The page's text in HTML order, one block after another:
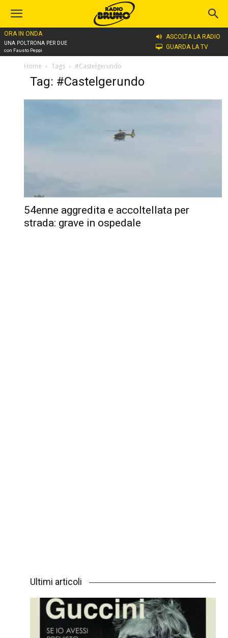
ORA IN ONDA
UNA POLTRONA PER DUE
con Fausto Peppi
ASCOLTA LA RADIO
GUARDA LA TV
Home Tags #Castelgerundo
Tag: #Castelgerundo
54enne aggredita e accoltellata per
strada: grave in ospedale
Ultimi articoli